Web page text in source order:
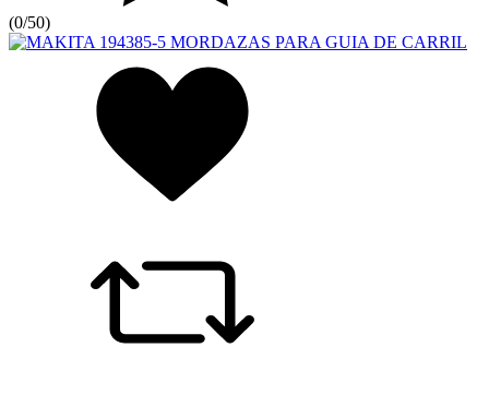
(0/50)